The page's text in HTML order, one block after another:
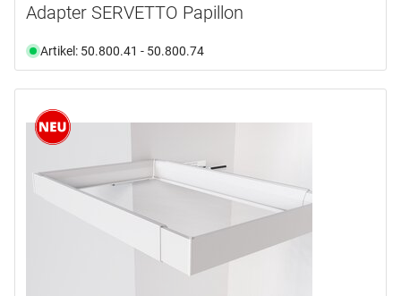
Adapter SERVETTO Papillon
Artikel: 50.800.41 - 50.800.74